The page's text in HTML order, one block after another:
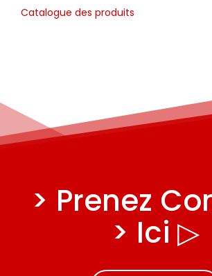
Catalogue des produits
> Prenez
> Ici ▷